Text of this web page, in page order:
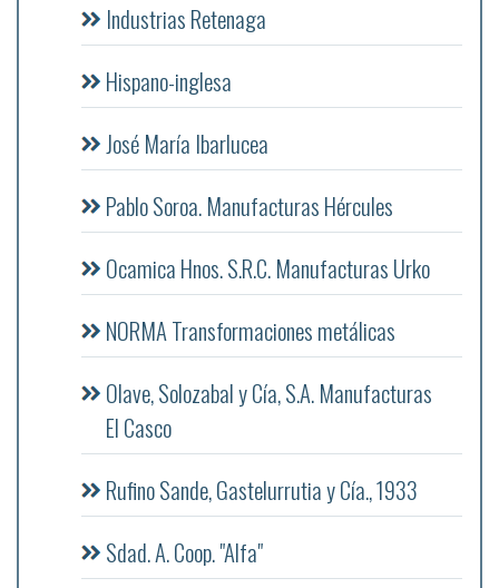
Industrias Retenaga
Hispano-inglesa
José María Ibarlucea
Pablo Soroa. Manufacturas Hércules
Ocamica Hnos. S.R.C. Manufacturas Urko
NORMA Transformaciones metálicas
Olave, Solozabal y Cía, S.A. Manufacturas
El Casco
Rufino Sande, Gastelurrutia y Cía., 1933
Sdad. A. Coop. "Alfa"